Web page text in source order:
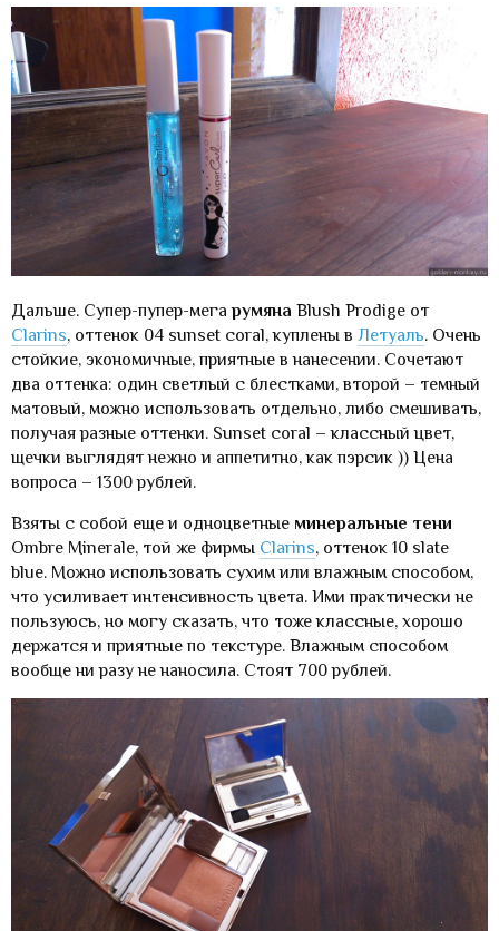
Дальше. Супер-пупер-мегарумяна Blush Prodige от
Clarins, оттенок 04 sunset coral, куплены в Летуаль. Очень
стойкие, экономичные, приятные в нанесении. Сочетают
два оттенка: один светлый с блестками, второй – темный
матовый, можно использовать отдельно, либо смешивать,
получая разные оттенки. Sunset coral – классный цвет,
щечки выглядят нежно и аппетитно, как пэрсик )) Цена
вопроса – 1300 рублей.
Взяты с собой еще и одноцветные минеральные тени
Ombre Minerale, той же фирмы Clarins, оттенок 10 slate
blue. Можно использовать сухим или влажным способом,
что усиливает интенсивность цвета. Ими практически не
пользуюсь, но могу сказать, что тоже классные, хорошо
держатся и приятные по текстуре. Влажным способом
вообще ни разу не наносила. Стоят 700 рублей.